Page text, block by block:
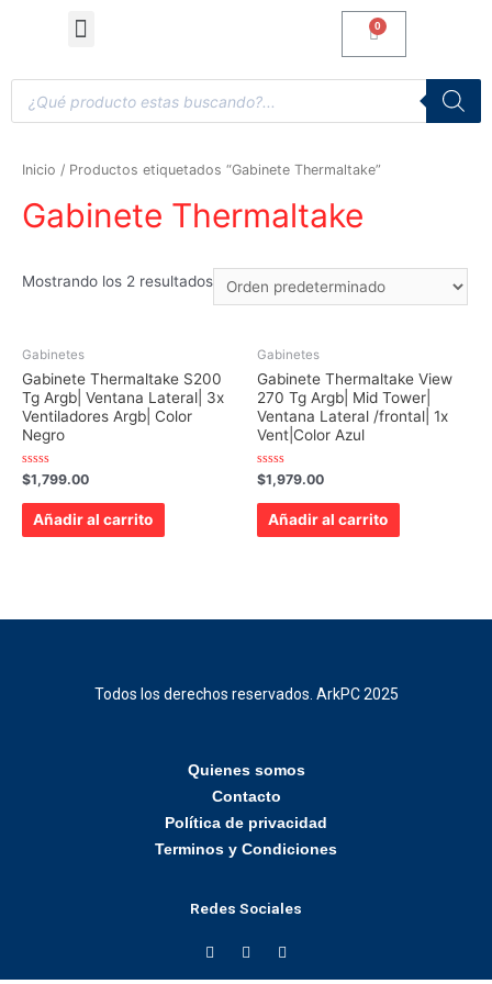
Inicio / Productos etiquetados “Gabinete Thermaltake”
Gabinete Thermaltake
Mostrando los 2 resultados
Gabinetes
Gabinete Thermaltake S200
Tg Argb| Ventana Lateral| 3x
Ventiladores Argb| Color
Negro
Valorado
con
0
$1,799.00
Añadir al carrito
Gabinetes
Gabinete Thermaltake View
270 Tg Argb| Mid Tower|
Ventana Lateral /frontal| 1x
Vent|Color Azul
Valorado
con
0
$1,979.00
Añadir al carrito
Todos los derechos reservados. ArkPC 2025
Quienes somos
Contacto
Política de privacidad
Terminos y Condiciones
Redes Sociales